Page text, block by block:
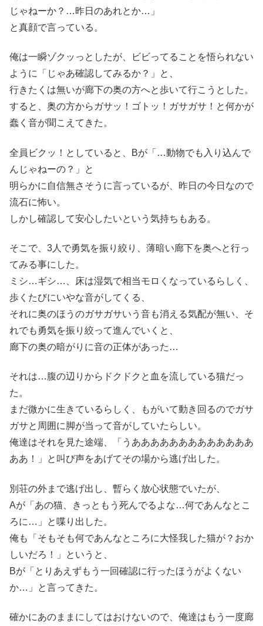
じゃねーか？…昨日のあれとか…」
と真顔で言っている。
俺は一瞬ゾクッっとしたが、ビビってることを悟られない
ように「じゃあ確認してみるか？」と、
行きたくは無いが廊下の奥の方へと歩いて行こうとした。
すると、奥の方からガサッ！ゴトッ！ガサガサ！と何かが
蠢く音が聞こえてきた。
全員ビクッ！としていると、Bが「…動物でも入り込んで
んじゃねーの？」と
明らかに自信無さそうに言っているが、昨日の今日なので
流石に怖い。
しかし確認して安心したいという気持ちもある。
そこで、3人で勇気を振り絞り、薄暗い廊下を奥へと行っ
てみる事にした。
ミシ…ギシ…、床は湿気で相当モロくなっているらしく、
歩くたびにいやな音がしてくる、
それに奥のほうのガサガサいう音も消える気配が無い、そ
れでも勇気を振り絞って進んでいくと、
廊下の奥の暗がりに音の正体があった…
それは…腹の辺りからドクドクと血を流している猫だっ
た。
まだ微かに生きているらしく、もがいて動き回るのでガサ
ガサと周囲に脚が当って音がしていたらしい。
俺達はそれを見た途端、「うあああああああああああああ
ああ！」と叫び声をあげてその場から逃げ出した。
別荘の外まで逃げ出し、暫らく放心状態でいたが、
Aが「あの猫、きっともう死んでるよな…何であんなとこ
ろに…」と喋り出した。
俺も「そもそも何であんなところに大怪我した猫が？おか
しいだろ！」というと、
Bが「とりあえずもう一回確認に行ったほうがよくない
か…」と言ってきた。
確かにあのままにしてはおけないので、俺達はもう一度廊